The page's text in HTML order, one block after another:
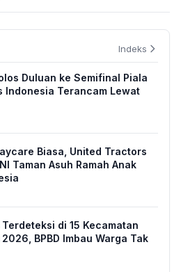
Indeks
Duluan ke Semifinal Piala
Indonesia Terancam Lewat
Biasa, United Tractors
Taman Asuh Ramah Anak
di 15 Kecamatan
BPBD Imbau Warga Tak